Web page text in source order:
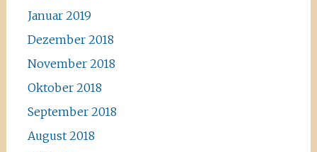
Januar 2019
Dezember 2018
November 2018
Oktober 2018
September 2018
August 2018